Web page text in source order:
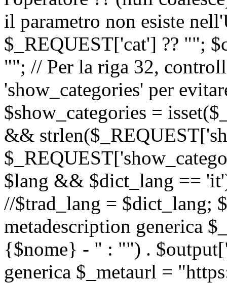
il parametro non esiste
$_REQUEST['cat'] ?? "";
""; // Per la riga 32,
'show_categories' per
$show_categories =
&&
$lang && $dict_lang ==
//$trad_lang = $dict_lang;
metadescription generica
{$nome} - " : "") .
generica $_metaurl =